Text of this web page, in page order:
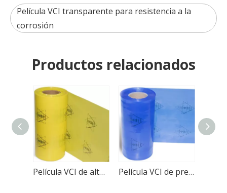
Película VCI transparente para resistencia a la
corrosión
Productos relacionados
Película VCI de alta densidad con envoltura de acero multimetal Película VCI de prevención de óxido azul de alta resistencia